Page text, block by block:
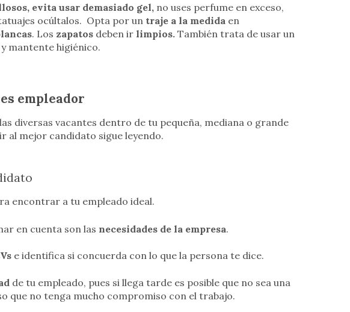
evita usar demasiado gel, no uses perfume en exceso,
ocúltalos. Opta por un traje a la medida en
. Los zapatosdeben ir limpios. También trata de usar un
mantente higiénico.
empleador
diversas vacantes dentro de tu pequeña, mediana o grande
al mejor candidato sigue leyendo.
encontrar a tu empleado ideal.
en cuenta son las necesidades de la empresa.
e identifica si concuerda con lo que la persona te dice.
de tu empleado, pues si llega tarde es posible que no sea una
que no tenga mucho compromiso con el trabajo.